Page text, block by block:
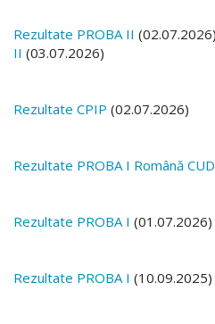
Rezultate PROBA II
II (03.07.2026)
Rezultate CPIP (02.07.2026)
Rezultate PROBA I Română
Rezultate PROBA I (01.07.2026)
Rezultate PROBA I (10.09.2025)